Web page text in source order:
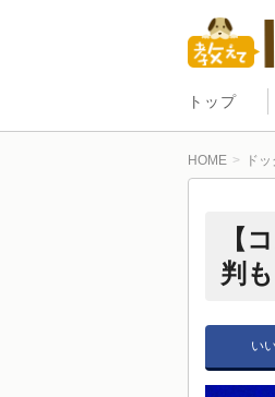
トップ
HOME ド
【
判も
い